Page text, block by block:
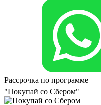
Рассрочка по программе
"Покупай со Сбером"